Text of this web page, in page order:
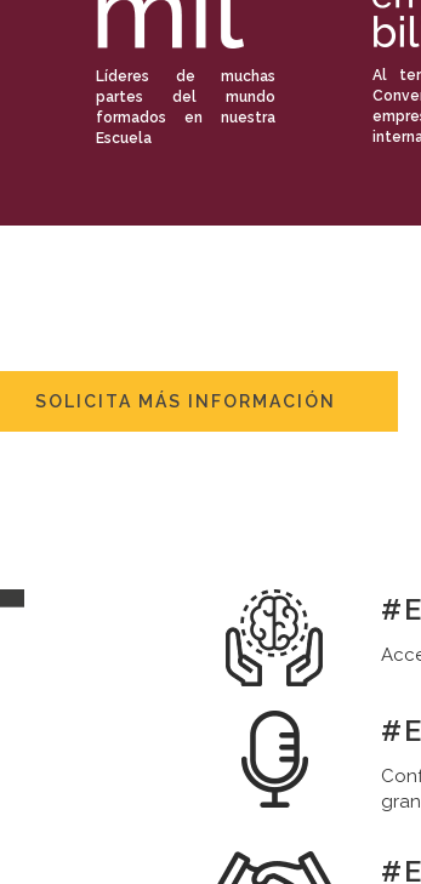
Líderes de muchas
partes del mundo
formados en nuestra
Escuela
Al
SOLICITA MÁS INFORMACIÓN